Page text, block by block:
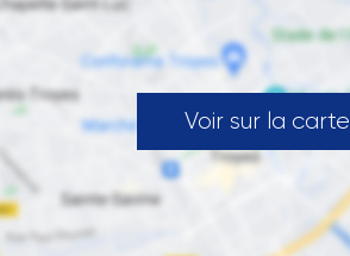
Voir sur la carte